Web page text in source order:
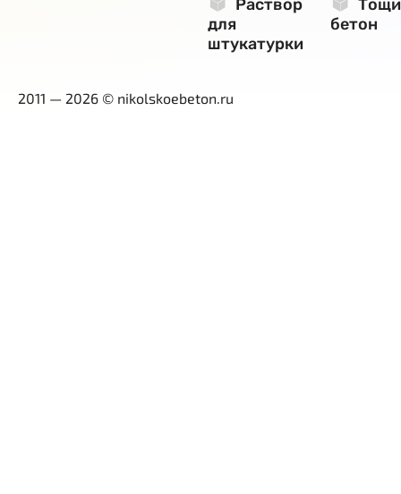
Раствор
для
штукатурки
бетон
2011 — 2026 © nikolskoebeton.ru